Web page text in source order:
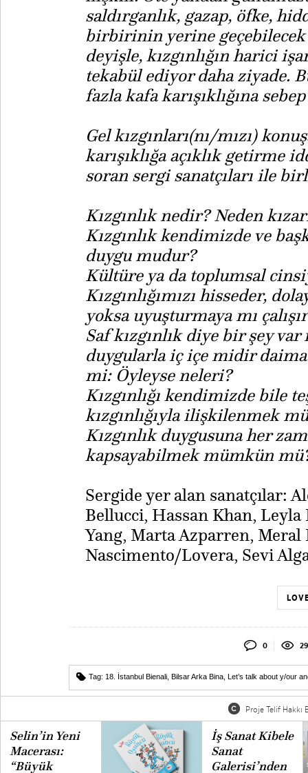
saldırganlık, gazap, öfke,
birbirinin yerine
deyişle, kızgınlığın harici
tekabül ediyor daha ziyade.
fazla kafa karışıklığına
Gel kızgınları(nı/mızı)
karışıklığa açıklık getirme
soran sergi sanatçıları ile
Kızgınlık nedir? Neden
Kızgınlık kendimizde ve
duygu mudur?
Kültüre ya da toplumsal
Kızgınlığımızı hisseder,
yoksa uyuşturmaya mı
Saf kızgınlık diye bir şey
duygularla iç içe midir
mi: Öyleyse neleri?
Kızgınlığı kendimizde bile
kızgınlığıyla ilişkilenmek
Kızgınlık duygusuna her
kapsayabilmek mümkün
Sergide yer alan sanatçılar:
Bellucci, Hassan Khan,
Yang, Marta Azparren,
Nascimento/Lovera, Sevi
0
Tag: 18. İstanbul Bienali Bilsar Arka Bina Let’s talk about y/our
Proje Telif Hakkı
Selin’in Yeni
Macerası:
“Büyük
İş Sanat Kibele
Sanat
Galerisi’nden